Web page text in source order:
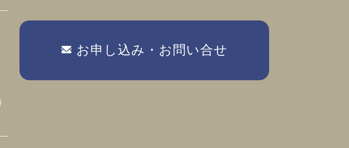
お申し込み・お問い合せ